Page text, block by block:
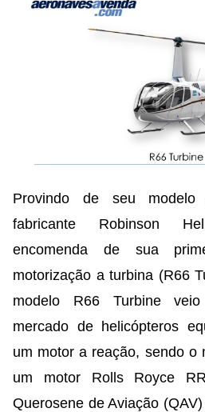
Provindo de seu
fabricante Robinson
encomenda de sua
motorização a turbina (R66
modelo R66 Turbine
mercado de helicópteros
um motor a reação, sendo o
um motor Rolls Royce
Querosene de Aviação